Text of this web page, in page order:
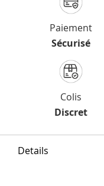
Paiement
Sécurisé
Colis
Discret
Details